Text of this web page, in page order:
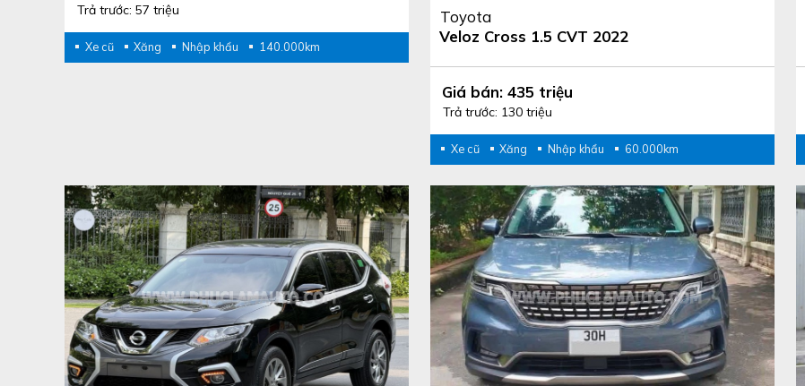
Trả trước: 57 triệu
Xe cũ Xăng Nhập khẩu 140.000km
Toyota
Veloz Cross 1.5 CVT 2022
Giá bán: 435 triệu
Trả trước: 130 triệu
Xe cũ Xăng Nhập khẩu 60.000km